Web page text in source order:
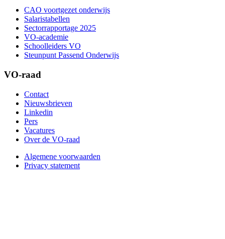
CAO voortgezet onderwijs
Salaristabellen
Sectorrapportage 2025
VO-academie
Schoolleiders VO
Steunpunt Passend Onderwijs
VO-raad
Contact
Nieuwsbrieven
Linkedin
Pers
Vacatures
Over de VO-raad
Algemene voorwaarden
Privacy statement